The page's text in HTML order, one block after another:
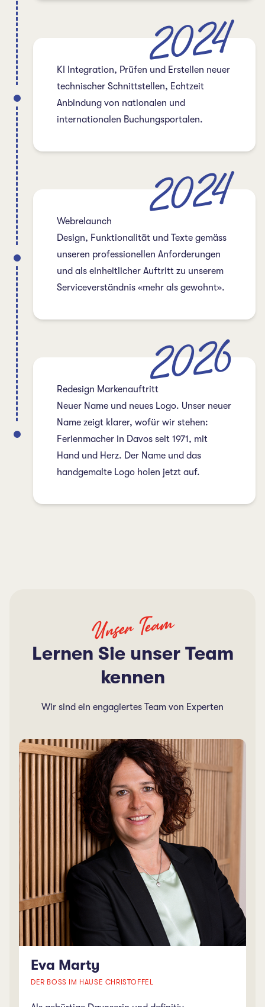
2024
KI Integration, Prüfen und Erstellen neuer
technischer Schnittstellen, Echtzeit
Anbindung von nationalen und
internationalen Buchungsportalen.
2024
Webrelaunch
Design, Funktionalität und Texte gemäss
unseren professionellen Anforderungen
und als einheitlicher Auftritt zu unserem
Serviceverständnis «mehr als gewohnt».
2026
Redesign Markenauftritt
Neuer Name und neues Logo. Unser neuer
Name zeigt klarer, wofür wir stehen:
Ferienmacher in Davos seit 1971, mit
Hand und Herz. Der Name und das
handgemalte Logo holen jetzt auf.
Unser Team
Lernen Sie unser Team
kennen
Wir sind ein engagiertes Team von Experten
Eva Marty
DER BOSS IM HAUSE CHRISTOFFEL